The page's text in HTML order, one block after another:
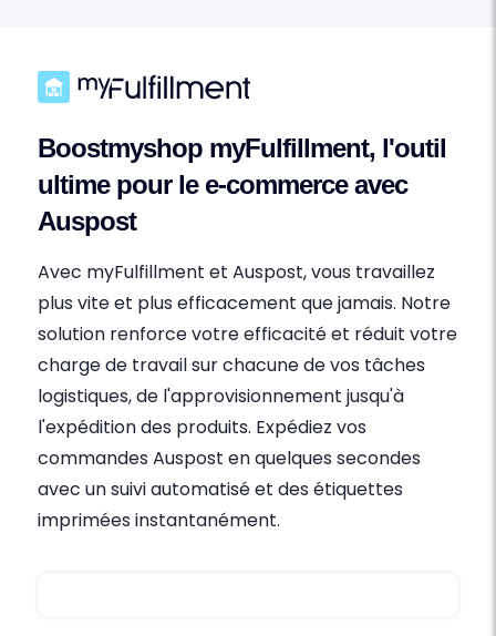
Boostmyshop myFulfillment, l'outil
ultime pour le e-commerce avec
Auspost
Avec myFulfillment et Auspost, vous travaillez
plus vite et plus efficacement que jamais. Notre
solution renforce votre efficacité et réduit votre
charge de travail sur chacune de vos tâches
logistiques, de l'approvisionnement jusqu'à
l'expédition des produits. Expédiez vos
commandes Auspost en quelques secondes
avec un suivi automatisé et des étiquettes
imprimées instantanément.